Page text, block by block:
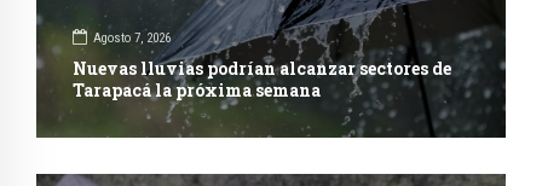
Agosto 7, 2026
Nuevas lluvias podrían alcanzar sectores de
Tarapacá la próxima semana